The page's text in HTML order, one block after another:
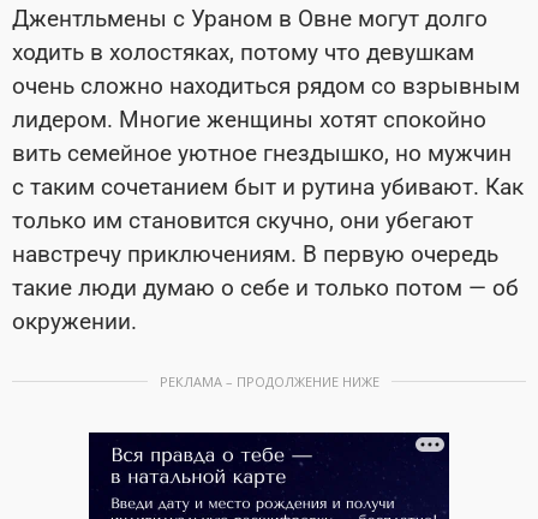
Джентльмены с Ураном в Овне могут долго
ходить в холостяках, потому что девушкам
очень сложно находиться рядом со взрывным
лидером. Многие женщины хотят спокойно
вить семейное уютное гнездышко, но мужчин
с таким сочетанием быт и рутина убивают. Как
только им становится скучно, они убегают
навстречу приключениям. В первую очередь
такие люди думаю о себе и только потом — об
окружении.
РЕКЛАМА – ПРОДОЛЖЕНИЕ НИЖЕ